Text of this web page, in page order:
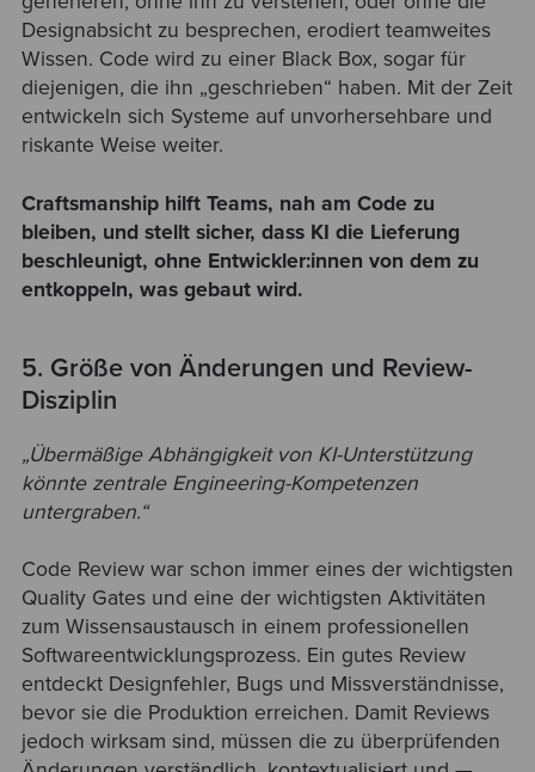
Designabsicht zu besprechen, erodiert teamweites
Wissen. Code wird zu einer Black Box, sogar für
diejenigen, die ihn „geschrieben“ haben. Mit der Zeit
entwickeln sich Systeme auf unvorhersehbare und
riskante Weise weiter.
Craftsmanship hilft Teams, nah am Code zu
bleiben, und stellt sicher, dass KI die Lieferung
beschleunigt, ohne Entwickler:innen von dem zu
entkoppeln, was gebaut wird.
5. Größe von Änderungen und Review-
Disziplin
„Übermäßige Abhängigkeit von KI-Unterstützung
könnte zentrale Engineering-Kompetenzen
untergraben.“
Code Review war schon immer eines der wichtigsten
Quality Gates und eine der wichtigsten Aktivitäten
zum Wissensaustausch in einem professionellen
Softwareentwicklungsprozess. Ein gutes Review
entdeckt Designfehler, Bugs und Missverständnisse,
bevor sie die Produktion erreichen. Damit Reviews
jedoch wirksam sind, müssen die zu überprüfenden